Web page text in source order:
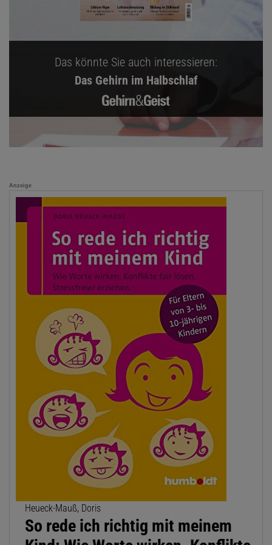
Das könnte Sie auch interessieren:
Das Gehirn im Halbschlaf
Anzeige
Heueck-Mauß, Doris
So rede ich richtig mit meinem